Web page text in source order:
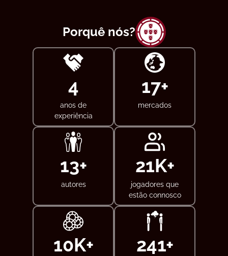
Porquê nós?
5
anos de
experiência
20+
mercados
15+
autores
25K+
jogadores que
estão connosco
12K+ 300+